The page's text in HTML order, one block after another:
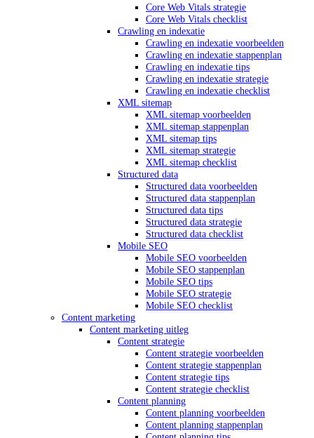
Core Web Vitals strategie
Core Web Vitals checklist
Crawling en indexatie
Crawling en indexatie voorbeelden
Crawling en indexatie stappenplan
Crawling en indexatie tips
Crawling en indexatie strategie
Crawling en indexatie checklist
XML sitemap
XML sitemap voorbeelden
XML sitemap stappenplan
XML sitemap tips
XML sitemap strategie
XML sitemap checklist
Structured data
Structured data voorbeelden
Structured data stappenplan
Structured data tips
Structured data strategie
Structured data checklist
Mobile SEO
Mobile SEO voorbeelden
Mobile SEO stappenplan
Mobile SEO tips
Mobile SEO strategie
Mobile SEO checklist
Content marketing
Content marketing uitleg
Content strategie
Content strategie voorbeelden
Content strategie stappenplan
Content strategie tips
Content strategie checklist
Content planning
Content planning voorbeelden
Content planning stappenplan